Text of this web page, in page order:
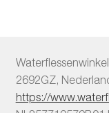
2692GZ,
https://